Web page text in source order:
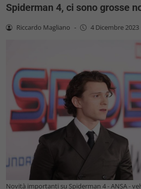
Spiderman 4, ci sono grosse
Riccardo Magliano - 4 Dicembre 2023
Novità importanti su Spiderman 4 - ANSA -